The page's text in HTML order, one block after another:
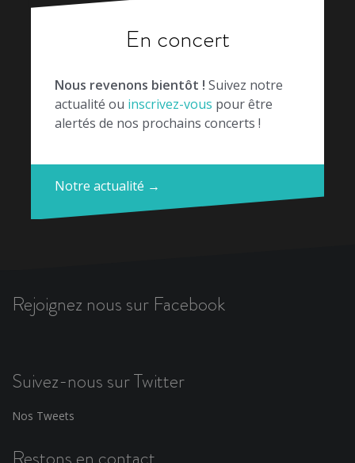
En concert
Nous revenons bientôt ! Suivez notre
actualité ou inscrivez-vous pour être
alertés de nos prochains concerts !
Notre actualité →
Rejoignez nous sur Facebook
Suivez-nous sur Twitter
Nos Tweets